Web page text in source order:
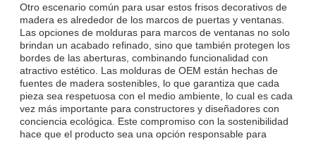
Otro escenario común para usar estos frisos decorativos de
madera es alrededor de los marcos de puertas y ventanas.
Las opciones de molduras para marcos de ventanas no solo
brindan un acabado refinado, sino que también protegen los
bordes de las aberturas, combinando funcionalidad con
atractivo estético. Las molduras de OEM están hechas de
fuentes de madera sostenibles, lo que garantiza que cada
pieza sea respetuosa con el medio ambiente, lo cual es cada
vez más importante para constructores y diseñadores con
conciencia ecológica. Este compromiso con la sostenibilidad
hace que el producto sea una opción responsable para